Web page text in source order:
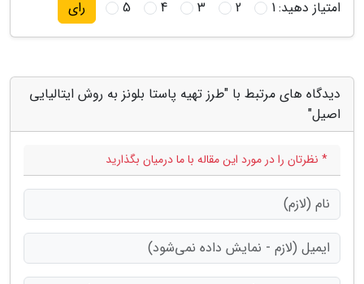
امتیاز دهید:1
2
3
4
5 رای
دیدگاه های مرتبط با "طرز تهیه پاستا بلونز به روش ایتالیایی
اصیل"
* نظرتان را در مورد این مقاله با ما درمیان بگذارید